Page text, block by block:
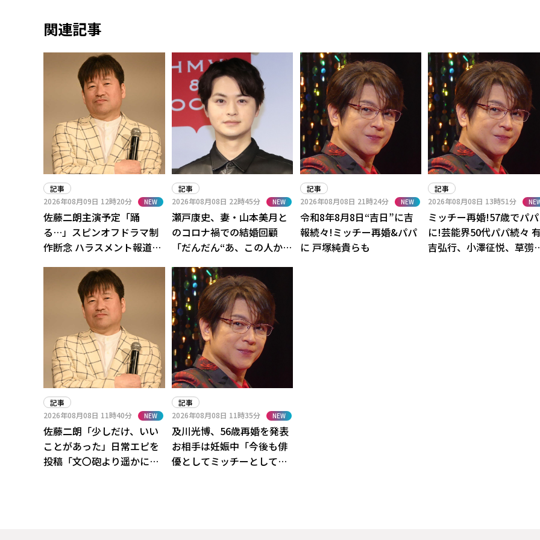
関連記事
記事
2026年08月09日 12時20分 NEW
佐藤二朗主演予定「踊
る…」スピンオフドラマ制
作断念 ハラスメント報道余
記事
2026年08月08日 22時45分 NEW
瀬戸康史、妻・山本美月と
のコロナ禍での結婚回顧
「だんだん“あ、この人か
記事
2026年08月08日 21時24分 NEW
令和8年8月8日“吉日”に吉
報続々!ミッチー再婚&パパ
に 戸塚純貴らも
記事
2026年08月08日 13時51分
ミッチー再婚!57歳でパパ
に!芸能界50代パパ続々
吉弘行、小澤征悦、草彅
記事
2026年08月08日 11時40分 NEW
佐藤二朗「少しだけ、いい
ことがあった」日常エピを
投稿「文〇砲より遥かに威
記事
2026年08月08日 11時35分 NEW
及川光博、56歳再婚を発表
お相手は妊娠中「今後も俳
優としてミッチーとして精